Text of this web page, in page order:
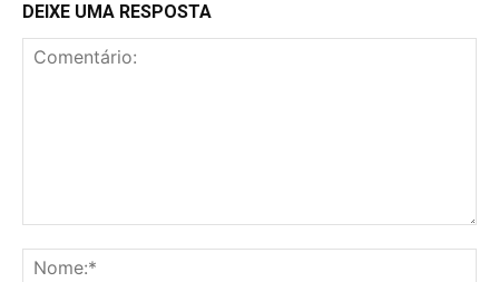
DEIXE UMA RESPOSTA